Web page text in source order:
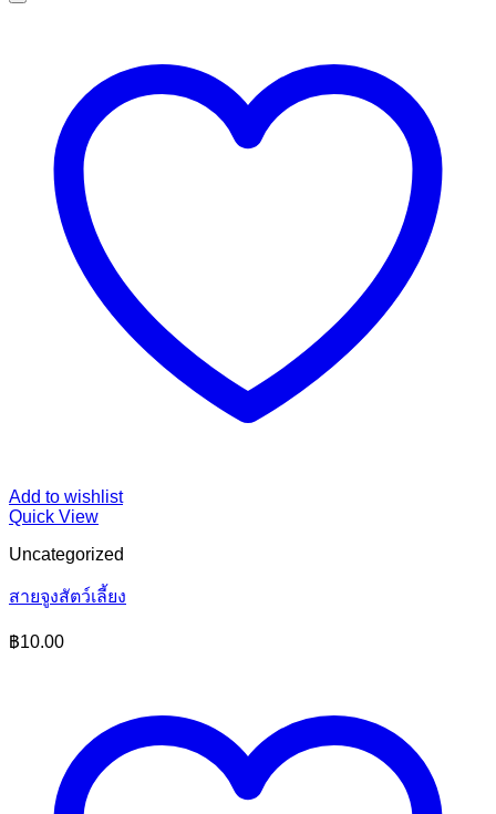
Add to wishlist
Quick View
Uncategorized
สายจูงสัตว์เลี้ยง
฿10.00